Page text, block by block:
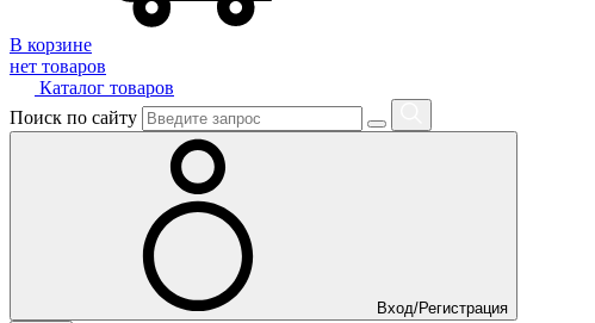
В корзине
нет товаров
Каталог товаров
Поиск по сайту
Вход/Регистрация